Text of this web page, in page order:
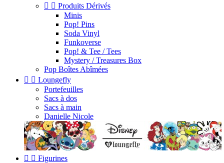
  Produits Dérivés
Minis
Pop! Pins
Soda Vinyl
Funkoverse
Pop! & Tee / Tees
Mystery / Treasures Box
Pop Boîtes Abîmées
  Loungefly
Portefeuilles
Sacs à dos
Sacs à main
Danielle Nicole
  Figurines